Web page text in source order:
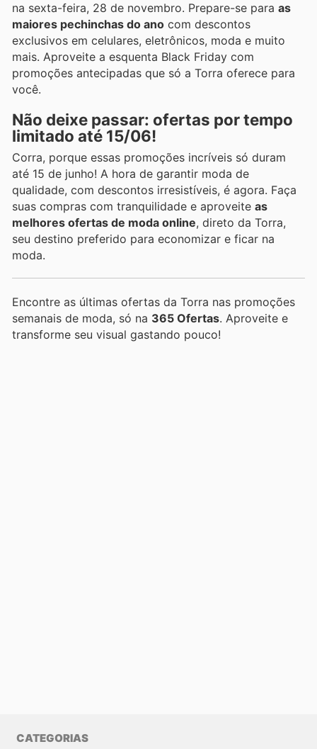
na sexta-feira, 28 de novembro. Prepare-se para as
maiores pechinchas do ano com descontos
exclusivos em celulares, eletrônicos, moda e muito
mais. Aproveite a esquenta Black Friday com
promoções antecipadas que só a Torra oferece para
você.
Não deixe passar: ofertas por tempo
limitado até 15/06!
Corra, porque essas promoções incríveis só duram
até 15 de junho! A hora de garantir moda de
qualidade, com descontos irresistíveis, é agora. Faça
suas compras com tranquilidade e aproveite as
melhores ofertas de moda online, direto da Torra,
seu destino preferido para economizar e ficar na
moda.
Encontre as últimas ofertas da Torra nas promoções
semanais de moda, só na 365 Ofertas. Aproveite e
transforme seu visual gastando pouco!
CATEGORIAS